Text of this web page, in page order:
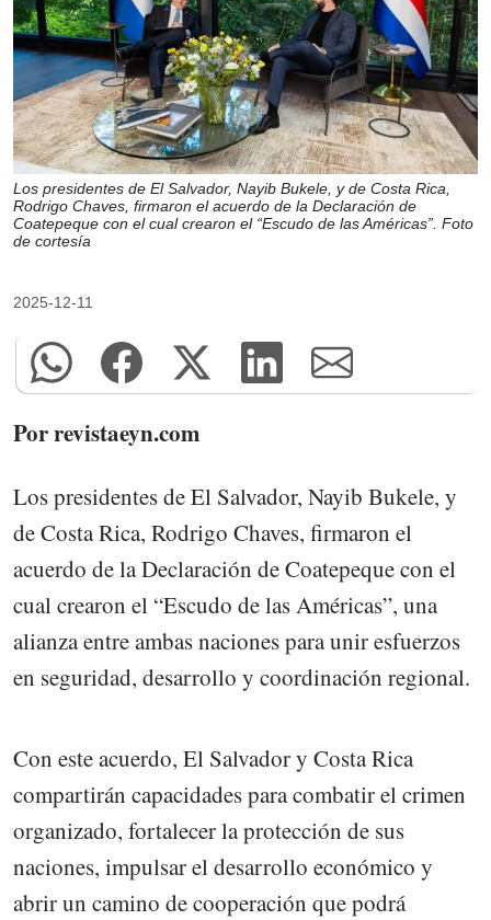
Los presidentes de El Salvador, Nayib Bukele, y de Costa Rica,
Rodrigo Chaves, firmaron el acuerdo de la Declaración de
Coatepeque con el cual crearon el “Escudo de las Américas”. Foto
de cortesía
2025-12-11
Por revistaeyn.com
Los presidentes de El Salvador, Nayib Bukele, y
de Costa Rica, Rodrigo Chaves, firmaron el
acuerdo de la Declaración de Coatepeque con el
cual crearon el “Escudo de las Américas”, una
alianza entre ambas naciones para unir esfuerzos
en seguridad, desarrollo y coordinación regional.
Con este acuerdo, El Salvador y Costa Rica
compartirán capacidades para combatir el crimen
organizado, fortalecer la protección de sus
naciones, impulsar el desarrollo económico y
abrir un camino de cooperación que podrá